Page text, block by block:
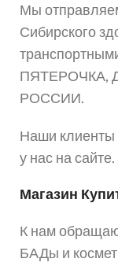
Мы
Сибирского
ПЯТЕРОЧКА,
РОССИИ.
Наши клиенты
у нас на сайте.
Магазин
К нам
БАДы и